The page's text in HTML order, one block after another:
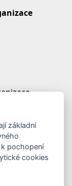
základní
pochopení
cookies